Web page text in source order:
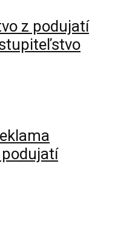
z podujatí